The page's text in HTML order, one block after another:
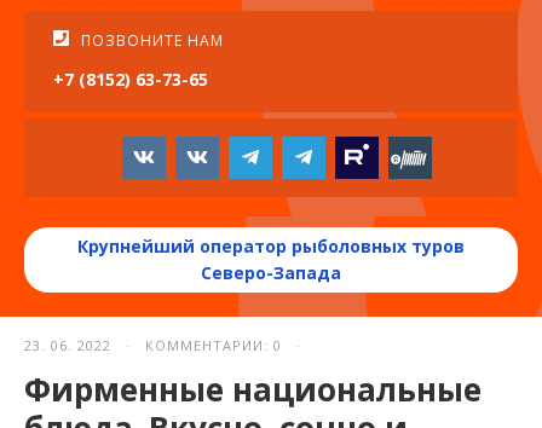
ПОЗВОНИТЕ НАМ
+7 (8152) 63-73-65
Крупнейший оператор рыболовных туров
Северо-Запада
23. 06. 2022 · КОММЕНТАРИИ: 0 ·
Фирменные национальные